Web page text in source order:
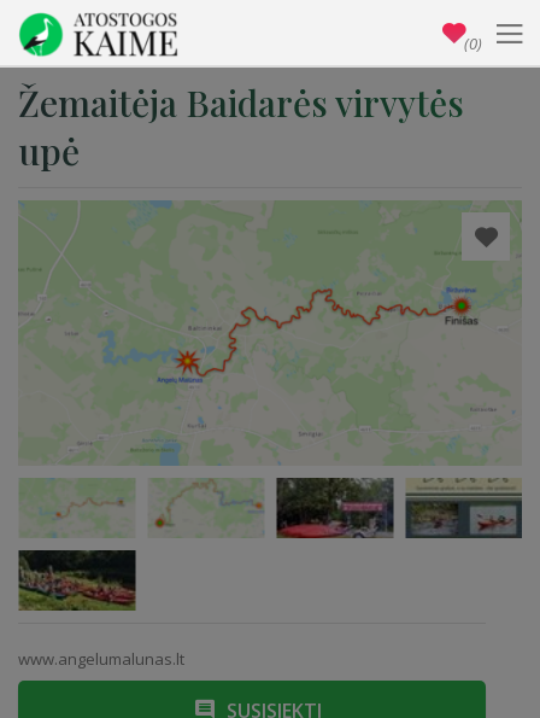
Žemaitėja Baidarės virvytės
upė
www.angelumalunas.lt
SUSISIEKTI
(0)